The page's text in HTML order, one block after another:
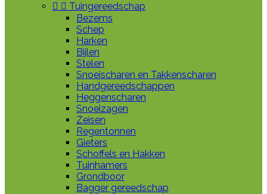
  Tuingereedschap
Bezems
Schep
Harken
Bijlen
Stelen
Snoeischaren en Takkenscharen
Handgereedschappen
Heggenscharen
Snoeizagen
Zeisen
Regentonnen
Gieters
Schoffels en Hakken
Tuinhamers
Grondboor
Bagger gereedschap